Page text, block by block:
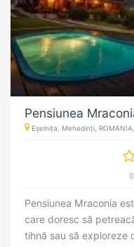
Pensiunea
Eșelnița, Mehedinți,
Pensiunea Mraconia
care doresc să
tihnă sau să exploreze